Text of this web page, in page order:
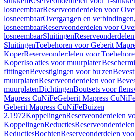
losneembaarReserveonderdelen voor
losneembaarOvergangen en verbindingen,
losneembaarReserveonderdelen voor
losneembaarSluitingen
SluitingenToebehoren voor Geberit
KoperReserveonderdelen voor
KoperIsolaties voor muurplaten
fittingenBevestigingen voor buizen
muurplatenReserveonderdelen voor
muurplatenDichtingenBoutsets voor
Mapress CuNiFeGeberit Mapress CuNiFe
Geberit Mapress CuNiFeBuizen
2.1972KoppelingenReserveonderdelen
KoppelingenReducties
ReductiesBochtenReserveonderdelen